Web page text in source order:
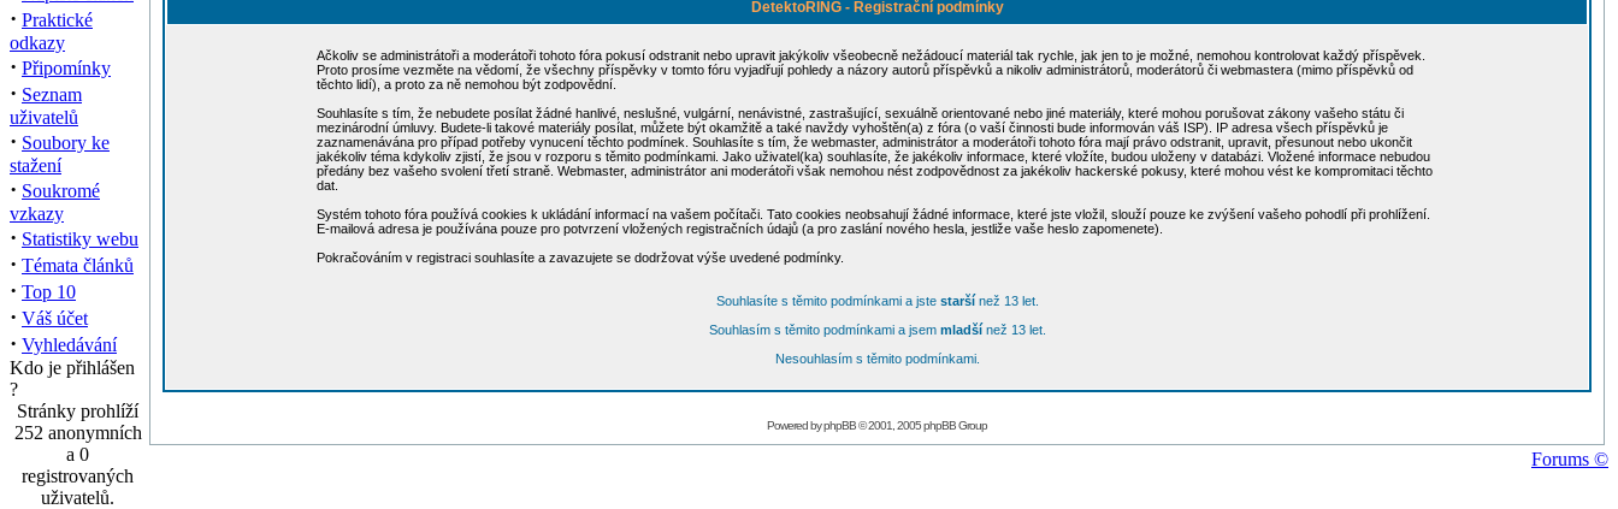
· Praktické
odkazy
· Připomínky
· Seznam
uživatelů
· Soubory ke
stažení
· Soukromé
vzkazy
· Statistiky webu
· Témata článků
· Top 10
· Váš účet
· Vyhledávání
Kdo je přihlášen
?
Stránky prohlíží
252 anonymních
a 0
registrovaných
uživatelů.
DetektoRING - Registrační podmínky
Ačkoliv se administrátoři a moderátoři tohoto fóra pokusí odstranit nebo upravit jakýkoliv všeobecně nežádoucí materiál tak rychle, jak jen to je možné, nemohou kontrolovat každý příspěvek.
Proto prosíme vezměte na vědomí, že všechny příspěvky v tomto fóru vyjadřují pohledy a názory autorů příspěvků a nikoliv administrátorů, moderátorů či webmastera (mimo příspěvků od
těchto lidí), a proto za ně nemohou být zodpovědní.
Souhlasíte s tím, že nebudete posílat žádné hanlivé, neslušné, vulgární, nenávistné, zastrašující, sexuálně orientované nebo jiné materiály, které mohou porušovat zákony vašeho státu či
mezinárodní úmluvy. Budete-li takové materiály posílat, můžete být okamžitě a také navždy vyhoštěn(a) z fóra (o vaší činnosti bude informován váš ISP). IP adresa všech příspěvků je
zaznamenávána pro případ potřeby vynucení těchto podmínek. Souhlasíte s tím, že webmaster, administrátor a moderátoři tohoto fóra mají právo odstranit, upravit, přesunout nebo ukončit
jakékoliv téma kdykoliv zjistí, že jsou v rozporu s těmito podmínkami. Jako uživatel(ka) souhlasíte, že jakékoliv informace, které vložíte, budou uloženy v databázi. Vložené informace nebudou
předány bez vašeho svolení třetí straně. Webmaster, administrátor ani moderátoři však nemohou nést zodpovědnost za jakékoliv hackerské pokusy, které mohou vést ke kompromitaci těchto
dat.
Systém tohoto fóra používá cookies k ukládání informací na vašem počítači. Tato cookies neobsahují žádné informace, které jste vložil, slouží pouze ke zvýšení vašeho pohodlí při prohlížení.
E-mailová adresa je používána pouze pro potvrzení vložených registračních údajů (a pro zaslání nového hesla, jestliže vaše heslo zapomenete).
Pokračováním v registraci souhlasíte a zavazujete se dodržovat výše uvedené podmínky.
Souhlasíte s těmito podmínkami a jste staršínež 13 let.
Souhlasím s těmito podmínkami a jsem mladšínež 13 let.
Nesouhlasím s těmito podmínkami.
Powered byphpBB© 2001, 2005 phpBB Group
Forums ©